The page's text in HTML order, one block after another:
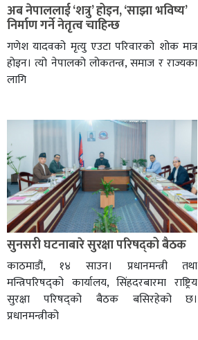
अब नेपाललाई ‘शत्रु’ होइन, ‘साझा भविष्य’
निर्माण गर्ने नेतृत्व चाहिन्छ
गणेश यादवको मृत्यु एउटा परिवारको शोक मात्र
होइन। त्यो नेपालको लोकतन्त्र, समाज र राज्यका
लागि
सुनसरी घटनाबारे सुरक्षा परिषद्को बैठक
काठमाडौं, १४ साउन। प्रधानमन्त्री तथा
मन्त्रिपरिषद्को कार्यालय, सिंहदरबारमा राष्ट्रिय
सुरक्षा परिषद्को बैठक बसिरहेको छ।
प्रधानमन्त्रीको